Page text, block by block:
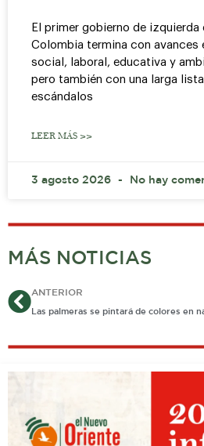
El primer gobierno de izquierda
Colombia termina con avances
social, laboral, educativa y
pero también con una larga
escándalos
LEER MÁS >>
3 agosto 2026 No hay
MÁS NOTICIAS
AntANTERIOR
Las palmeras se pintará de colores en